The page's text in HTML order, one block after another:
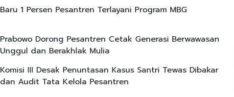
Baru 1 Persen Pesantren Terlayani Program MBG
Prabowo Dorong Pesantren Cetak Generasi Berwawasan
Unggul dan Berakhlak Mulia
Komisi III Desak Penuntasan Kasus Santri Tewas Dibakar
dan Audit Tata Kelola Pesantren